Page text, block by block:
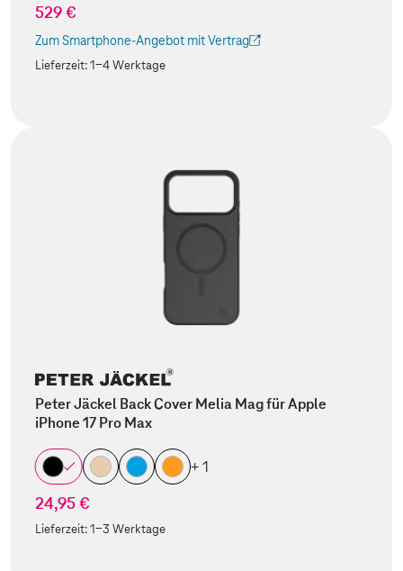
529 €
Zum Smartphone-Angebot mit Vertrag
(Der Link wird in einem neuen Tab geöffnet)
Lieferzeit:1-4 Werktage
Peter Jäckel Back Cover Melia Mag für Apple
iPhone 17 Pro Max
+ 1
24,95 €
Lieferzeit:1-3 Werktage